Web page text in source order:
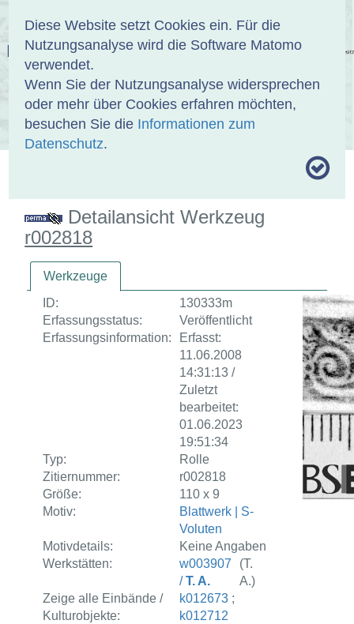
Diese Website setzt Cookies ein. Für die
Nutzungsanalyse wird die Software Matomo
verwendet.
Wenn Sie der Nutzungsanalyse widersprechen
oder mehr über Cookies erfahren möchten,
besuchen Sie die Informationen zum
Datenschutz.
EINBANDDATENBANK
ÜBER UNS SAMMLUNGEN SUCHE
Detailansicht Werkzeug
r002818
Werkzeuge
ID:
130333m
Erfassungsstatus:
Veröffentlicht
Erfassungsinformation:
Erfasst:
11.06.2008
14:31:13 /
Zuletzt
bearbeitet:
01.06.2023
19:51:34
Typ:
Rolle
Zitiernummer:
r002818
Größe:
110 x 9
Motiv:
Blattwerk | S-
Voluten
Motivdetails:
Keine Angaben
Werkstätten:
w003907
/T. A.
(T.
A.)
Zeige alle Einbände /
Kulturobjekte:
k012673 ;
k012712